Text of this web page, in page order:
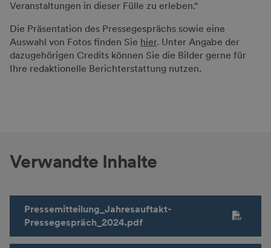
Veranstaltungen in dieser Fülle zu erleben.“
Die Präsentation des Pressegesprächs sowie eine
Auswahl von Fotos finden Sie hier. Unter Angabe der
dazugehörigen Credits können Sie die Bilder gerne für
Ihre redaktionelle Berichterstattung nutzen.
Verwandte Inhalte
Pressemitteilung_Jahresauftakt-
Pressegespräch_2024.pdf